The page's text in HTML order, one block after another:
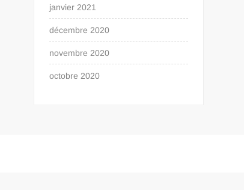
janvier 2021
décembre 2020
novembre 2020
octobre 2020